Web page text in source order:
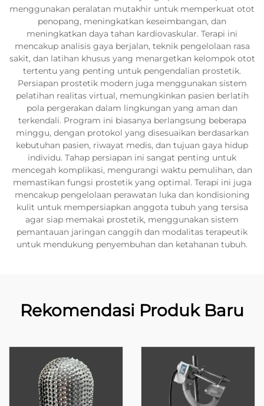
menggunakan peralatan mutakhir untuk memperkuat otot
penopang, meningkatkan keseimbangan, dan
meningkatkan daya tahan kardiovaskular. Terapi ini
mencakup analisis gaya berjalan, teknik pengelolaan rasa
sakit, dan latihan khusus yang menargetkan kelompok otot
tertentu yang penting untuk pengendalian prostetik.
Persiapan prostetik modern juga menggunakan sistem
pelatihan realitas virtual, memungkinkan pasien berlatih
pola pergerakan dalam lingkungan yang aman dan
terkendali. Program ini biasanya berlangsung beberapa
minggu, dengan protokol yang disesuaikan berdasarkan
kebutuhan pasien, riwayat medis, dan tujuan gaya hidup
individu. Tahap persiapan ini sangat penting untuk
mencegah komplikasi, mengurangi waktu pemulihan, dan
memastikan fungsi prostetik yang optimal. Terapi ini juga
mencakup pengelolaan perawatan luka dan kondisioning
kulit untuk mempersiapkan anggota tubuh yang tersisa
agar siap memakai prostetik, menggunakan sistem
pemantauan jaringan canggih dan modalitas terapeutik
untuk mendukung penyembuhan dan ketahanan tubuh.
Rekomendasi Produk Baru